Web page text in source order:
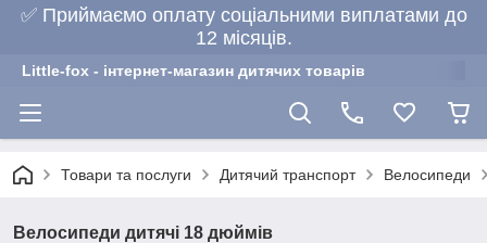
✅ Приймаємо оплату соціальними виплатами до
12 місяців.
Little-fox - інтернет-магазин дитячих товарів
Товари та послуги Дитячий транспорт Велосипеди
Велосипеди дитячі 18 дюймів